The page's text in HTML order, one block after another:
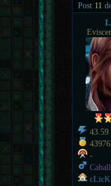
Post 11
43.59
-
cLicK